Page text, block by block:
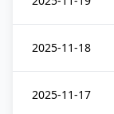
2025-11-18
2025-11-17